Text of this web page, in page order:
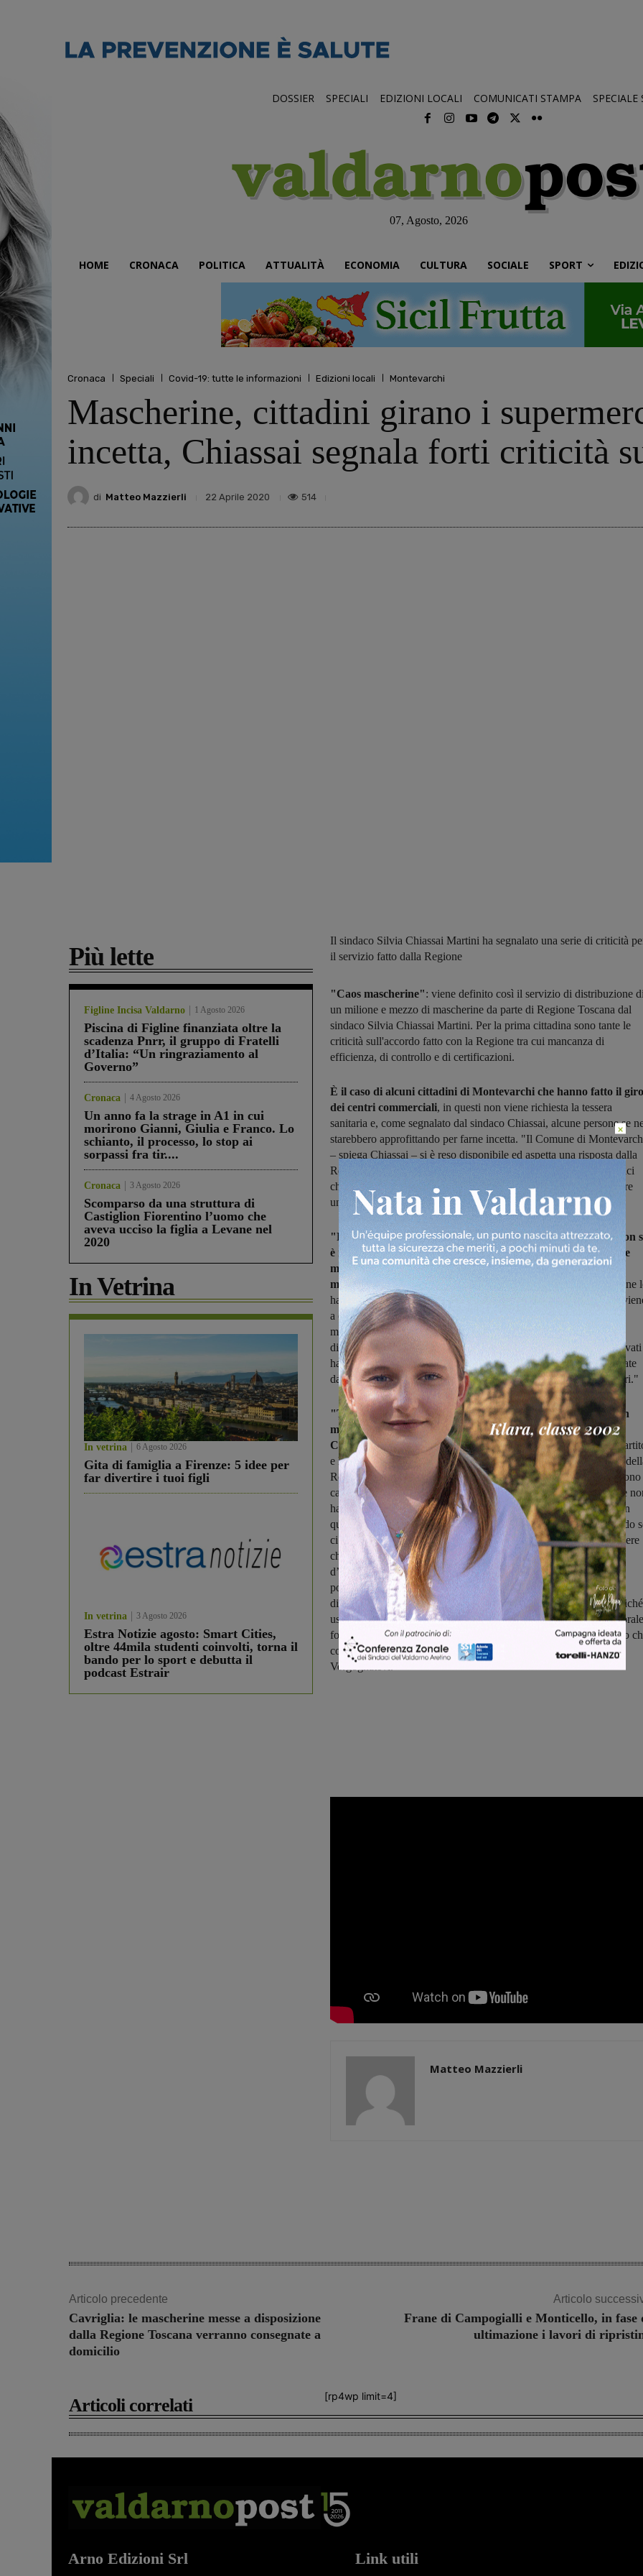
DOSSIER SPECIALI EDIZIONI LOCALI COMUNICATI STAMPA SPECIALE
07, Agosto, 2026
HOME CRONACA POLITICA ATTUALITÀ ECONOMIA CULTURA SOCIALE SPORT
Cronaca Speciali Covid-19: tutte le informazioni Edizioni locali Montevarchi
Mascherine, cittadini girano i
incetta, Chiassai segnala forti criticità
di Matteo Mazzierli 22 Aprile 2020 514
Più lette
Figline Incisa Valdarno 1 Agosto 2026
Piscina di Figline finanziata oltre la
scadenza Pnrr, il gruppo di Fratelli
d’Italia: “Un ringraziamento al
Governo”
Cronaca 4 Agosto 2026
Un anno fa la strage in A1 in cui
morirono Gianni, Giulia e Franco. Lo
schianto, il processo, lo stop ai
sorpassi fra tir....
Cronaca 3 Agosto 2026
Scomparso da una struttura di
Castiglion Fiorentino l’uomo che
aveva ucciso la figlia a Levane nel
2020
In Vetrina
In vetrina 6 Agosto 2026
Gita di famiglia a Firenze: 5 idee per
far divertire i tuoi figli
In vetrina 3 Agosto 2026
Estra Notizie agosto: Smart Cities,
oltre 44mila studenti coinvolti, torna il
bando per lo sport e debutta il
podcast Estrair
Il sindaco Silvia Chiassai Martini ha segnalato una serie di criticità
il servizio fatto dalla Regione
"Caos mascherine": viene definito così il servizio di distribuzione
un milione e mezzo di mascherine da parte di Regione Toscana dal
sindaco Silvia Chiassai Martini. Per la prima cittadina sono tante le
criticità sull'accordo fatto con la Regione tra cui mancanza di
efficienza, di controllo e di certificazioni.
È il caso di alcuni cittadini di Montevarchi che hanno fatto il giro
dei centri commerciali, in questi non viene richiesta la tessera
sanitaria e, come segnalato dal sindaco Chiassai, alcune persone se
starebbero approfittando per farne incetta. "Il Comune di
– spiega Chiassai – si è reso disponibile ed aspetta una risposta dalla
Regione, semplicemente perché ha un gruppo di volontari fantastici
che mi ha autorizzato a metterli nuovamente a disposizione per fare
una consegna, la quarta volta, porta a porta"
"Forse la Regione, che non è abituata a stare sul territorio, non
è resa conto quando ha detto che avrebbe donato un milione e
mezzo di mascherine che sarebbero state mandate senza un
minimo controllo – afferma Chiassai
– e ripeto queste mascherine
ha pagate, non il Presidente Rossi, ma noi cittadini. Leggendo si
a conoscenza che in parte sono donate dalle aziende della moda
messe al servizio, e le ringrazio di cuore perché si sono rese
disponibili per produrre questi beni di primaria necessità, che i privati
hanno provveduto a sostenere il costo e in parte sono state comprate
dall’Estar, quindi gratuite perché i soldi in parte sono anche i nostri."
"Tra l’altro Regione Toscana si fa pubblicità per il dono di un
milione e mezzo di mascherine mettendo il logo del PD – dice
Chiassai– non credevo che la Regione fosse di proprietà di un
e ho visto che c’è addirittura la promozione del gruppo consiliare
Regione Toscana: visto che gli assessori regionali e i consiglieri sono
casa da un mese e mezzo, tra cui il nostro assessore alla sanità che
ha più nulla da fare e non l’ha più vista nessuno; se sono in casa in
quarantena, perché a loro i tamponi li hanno fatti tutti subito, chiedo
ci danno una mano a imbustare le mascherine: perché devono sapere
che per distribuire le mascherine c’è tutta una procedura
d’imbustamento e gli assicuro che non è una procedura da
poco imbustare un milione e mezzo di mascherine per poi essere
distribuite porta a porta. Se vogliono venire a darci una mano anziché
usare la pandemia e i soldi dei cittadini per farsi propaganda
forse almeno servirebbero a qualcosa e si motiverebbe lo stipendio
continuano a prendere non facendo nulla da un mese e mezzo.
Vergognatevi."
Matteo Mazzierli
Articolo precedente
Cavriglia: le mascherine messe a disposizione
dalla Regione Toscana verranno consegnate a
domicilio
Articolo
Frane di Campogialli e Monticello, in fase
ultimazione i lavori di
[rp4wp limit=4]
Articoli correlati
Arno Edizioni Srl Link utili
×